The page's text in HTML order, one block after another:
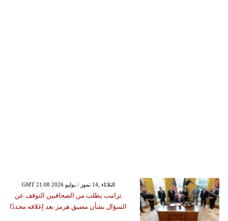
GMT 21:08 2026 الثلاثاء ,14 تموز / يوليو
ترامب يطلب من الصحافيين التوقف عن
السؤال بشأن مضيق هرمز بعد إغلاقه مجددًا